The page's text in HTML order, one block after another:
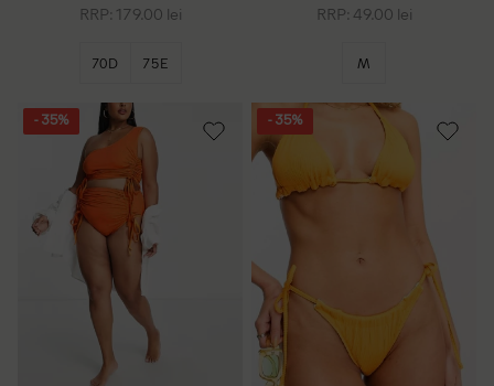
RRP: 179.00 lei
70D 75E
RRP: 49.00 lei
M
- 35% - 35%